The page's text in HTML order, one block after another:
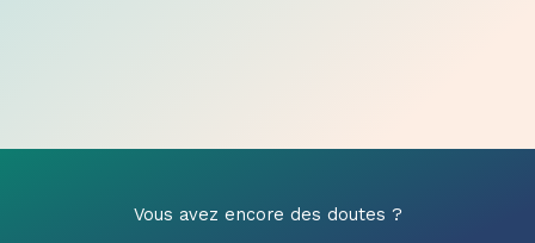
Vous avez encore des doutes ?